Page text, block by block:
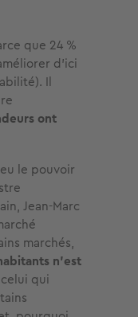
que 24 %
d’ici
Il
ont
le pouvoir
Jean-Marc
marchés,
n’est
qui